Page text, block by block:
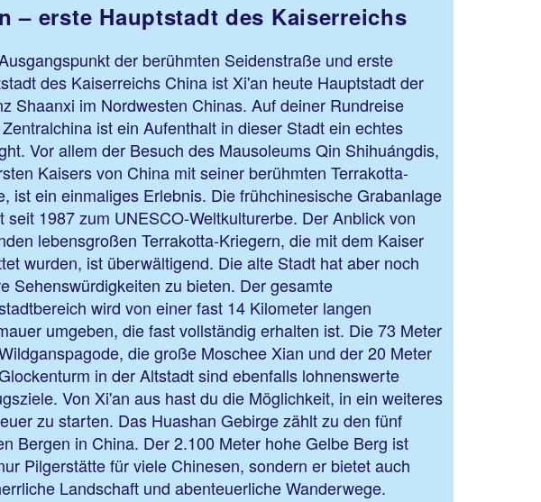
– erste Hauptstadt des Kaiserreichs
der berühmten Seidenstraße und erste
des Kaiserreichs China ist Xi'an heute Hauptstadt der
Shaanxi im Nordwesten Chinas. Auf deiner Rundreise
ist ein Aufenthalt in dieser Stadt ein echtes
Vor allem der Besuch des Mausoleums Qin Shihuángdis,
Kaisers von China mit seiner berühmten Terrakotta-
ist ein einmaliges Erlebnis. Die frühchinesische Grabanlage
seit 1987 zum UNESCO-Weltkulturerbe. Der Anblick von
lebensgroßen Terrakotta-Kriegern, die mit dem Kaiser
wurden, ist überwältigend. Die alte Stadt hat aber noch
Sehenswürdigkeiten zu bieten. Der gesamte
wird von einer fast 14 Kilometer langen
umgeben, die fast vollständig erhalten ist. Die 73 Meter
die große Moschee Xian und der 20 Meter
in der Altstadt sind ebenfalls lohnenswerte
Von Xi'an aus hast du die Möglichkeit, in ein weiteres
zu starten. Das Huashan Gebirge zählt zu den fünf
Bergen in China. Der 2.100 Meter hohe Gelbe Berg ist
Pilgerstätte für viele Chinesen, sondern er bietet auch
Landschaft und abenteuerliche Wanderwege.